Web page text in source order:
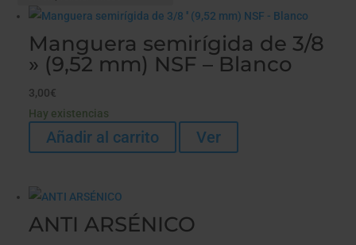
Manguera semirígida de 3/8
» (9,52 mm) NSF – Blanco
3,00€
Hay existencias
Añadir al carrito Ver
ANTI ARSÉNICO